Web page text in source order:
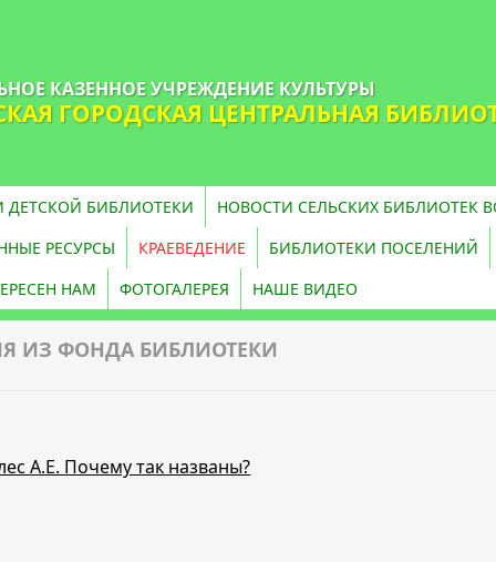
КАЗЕННОЕ УЧРЕЖДЕНИЕ КУЛЬТУРЫ
ГОРОДСКАЯ ЦЕНТРАЛЬНАЯ
ДЕТСКОЙ БИБЛИОТЕКИ
НОВОСТИ СЕЛЬСКИХ БИБЛИОТЕК
РЕСУРСЫ КРАЕВЕДЕНИЕ
БИБЛИОТЕКИ ПОСЕЛЕНИЙ
НАМ
ФОТОГАЛЕРЕЯ НАШЕ ВИДЕО
ИЗ ФОНДА БИБЛИОТЕКИ
А.Е. Почему так названы?